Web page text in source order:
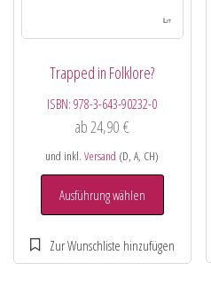
Trapped in Folklore?
ISBN:978-3-643-90232-0
ab 24,90€
und inkl.Versand (D, A, CH)
Ausführung wählen